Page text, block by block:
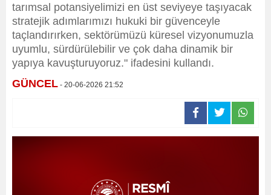
tarımsal potansiyelimizi en üst seviyeye taşıyacak
stratejik adımlarımızı hukuki bir güvenceyle
taçlandırırken, sektörümüzü küresel vizyonumuzla
uyumlu, sürdürülebilir ve çok daha dinamik bir
yapıya kavuşturuyoruz." ifadesini kullandı.
GÜNCEL - 20-06-2026 21:52